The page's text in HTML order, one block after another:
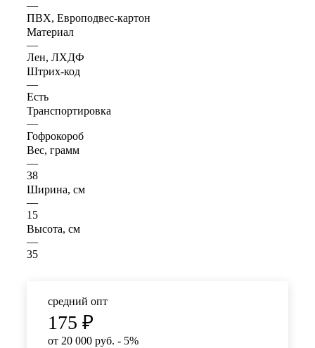
—
ПВХ, Европодвес-картон
Материал
—
Лен, ЛХДФ
Штрих-код
—
Есть
Транспортировка
—
Гофрокороб
Вес, грамм
—
38
Ширина, см
—
15
Высота, см
—
35
средний опт
175 ₽
от 20 000 руб. - 5%